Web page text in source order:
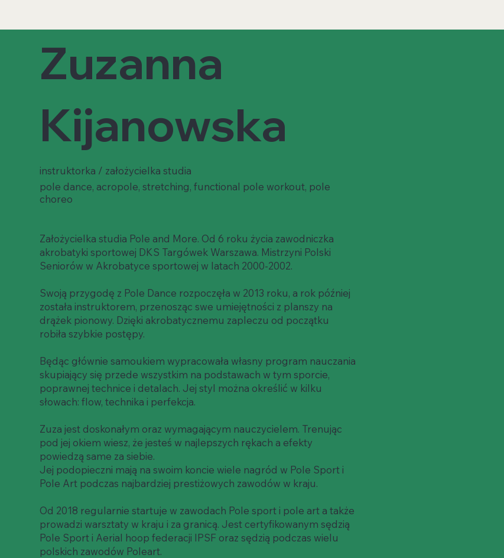
Zuzanna
Kijanowska
instruktorka / założycielka studia
pole dance, acropole, stretching, functional pole workout, pole
choreo
Założycielka studia Pole and More. Od 6 roku życia zawodniczka
akrobatyki sportowej DKS Targówek Warszawa. Mistrzyni Polski
Seniorów w Akrobatyce sportowej w latach 2000-2002.
Swoją przygodę z Pole Dance rozpoczęła w 2013 roku, a rok później
została instruktorem, przenosząc swe umiejętności z planszy na
drążek pionowy. Dzięki akrobatycznemu zapleczu od początku
robiła szybkie postępy.
Będąc głównie samoukiem wypracowała własny program nauczania
skupiający się przede wszystkim na podstawach w tym sporcie,
poprawnej technice i detalach. Jej styl można określić w kilku
słowach: flow, technika i perfekcja.
Zuza jest doskonałym oraz wymagającym nauczycielem. Trenując
pod jej okiem wiesz, że jesteś w najlepszych rękach a efekty
powiedzą same za siebie.
Jej podopieczni mają na swoim koncie wiele nagród w Pole Sport i
Pole Art podczas najbardziej prestiżowych zawodów w kraju.
Od 2018 regularnie startuje w zawodach Pole sport i pole art a także
prowadzi warsztaty w kraju i za granicą. Jest certyfikowanym sędzią
Pole Sport i Aerial hoop federacji IPSF oraz sędzią podczas wielu
polskich zawodów Poleart.